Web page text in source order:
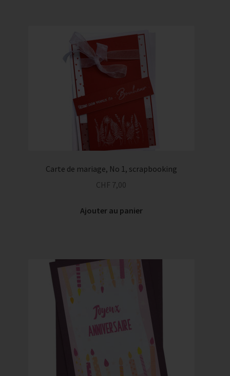
Carte de mariage, No 1, scrapbooking
CHF 7,00
Ajouter au panier